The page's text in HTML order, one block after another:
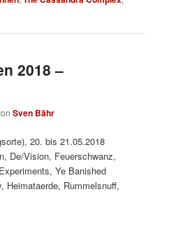
2018 –
Sven Bähr
20. bis 21.05.2018
De/Vision, Feuerschwanz,
Ye Banished
Heimataerde, Rummelsnuff,